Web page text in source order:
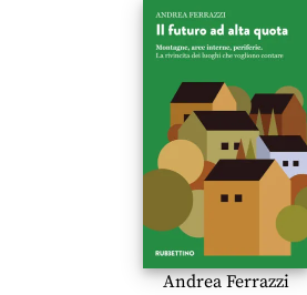
Andrea Ferrazzi